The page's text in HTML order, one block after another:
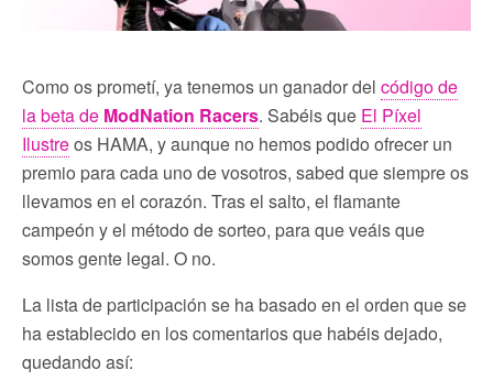
Como os prometí, ya tenemos un ganador del código de
la beta de ModNation Racers. Sabéis que El Píxel
Ilustreos HAMA, y aunque no hemos podido ofrecer un
premio para cada uno de vosotros, sabed que siempre os
llevamos en el corazón. Tras el salto, el flamante
campeón y el método de sorteo, para que veáis que
somos gente legal. O no.
La lista de participación se ha basado en el orden que se
ha establecido en los comentarios que habéis dejado,
quedando así: